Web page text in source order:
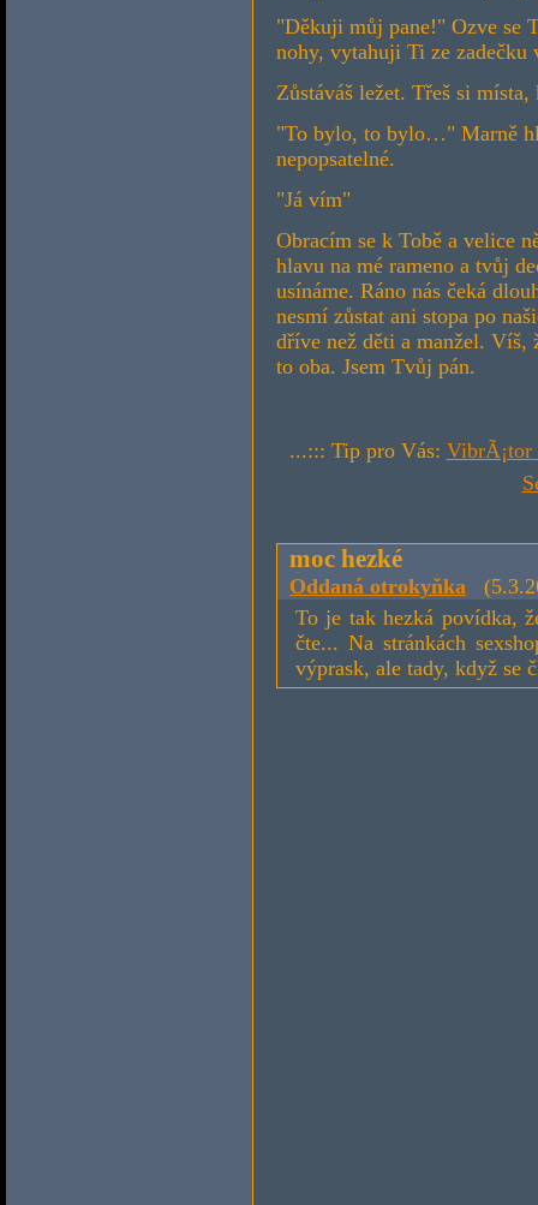
"Děkuji můj pane!" Ozve se
nohy, vytahuji Ti ze
Zůstáváš ležet. Třeš si
"To bylo, to bylo…" Marně
nepopsatelné.
"Já vím"
Obracím se k Tobě a velice
hlavu na mé rameno a tvůj
usínáme. Ráno nás čeká
nesmí zůstat ani stopa po
dříve než děti a manžel. Víš,
to oba. Jsem Tvůj pán.
...::: Tip pro Vás: VibrÃ¡tor
moc hezké
Oddaná otrokyňka
To je tak hezká povídka,
čte... Na stránkách
výprask, ale tady, když se